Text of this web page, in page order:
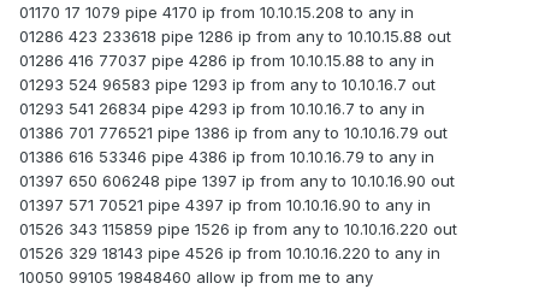
01170 17 1079 pipe 4170 ip from 10.10.15.208 to any in
01286 423 233618 pipe 1286 ip from any to 10.10.15.88 out
01286 416 77037 pipe 4286 ip from 10.10.15.88 to any in
01293 524 96583 pipe 1293 ip from any to 10.10.16.7 out
01293 541 26834 pipe 4293 ip from 10.10.16.7 to any in
01386 701 776521 pipe 1386 ip from any to 10.10.16.79 out
01386 616 53346 pipe 4386 ip from 10.10.16.79 to any in
01397 650 606248 pipe 1397 ip from any to 10.10.16.90 out
01397 571 70521 pipe 4397 ip from 10.10.16.90 to any in
01526 343 115859 pipe 1526 ip from any to 10.10.16.220 out
01526 329 18143 pipe 4526 ip from 10.10.16.220 to any in
10050 99105 19848460 allow ip from me to any